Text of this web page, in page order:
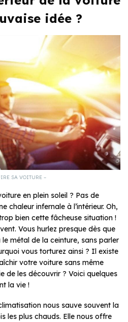
idée ?
SA VOITURE –
en plein soleil ? Pas de
chaleur infernale à l’intérieur. Oh,
bien cette fâcheuse situation !
Vous hurlez presque dès que
métal de la ceinture, sans parler
vous torturez ainsi ? Il existe
votre voiture sans même
de les découvrir ? Voici quelques
la vie !
nous sauve souvent la
les plus chauds. Elle nous offre